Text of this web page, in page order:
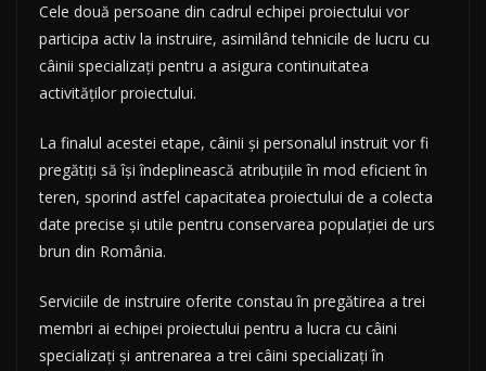
Cele două persoane din cadrul echipei proiectului vor
participa activ la instruire, asimilând tehnicile de lucru cu
câinii specializați pentru a asigura continuitatea
activităților proiectului.
La finalul acestei etape, câinii și personalul instruit vor fi
pregătiți să își îndeplinească atribuțiile în mod eficient în
teren, sporind astfel capacitatea proiectului de a colecta
date precise și utile pentru conservarea populației de urs
brun din România.
Serviciile de instruire oferite constau în pregătirea a trei
membri ai echipei proiectului pentru a lucra cu câini
specializați și antrenarea a trei câini specializați în